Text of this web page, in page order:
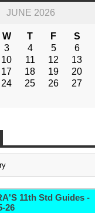
JUNE 2026
W T F S
3 4 5 6
10 11 12 13
17 18 19 20
24 25 26 27
11th Std Guides -
26